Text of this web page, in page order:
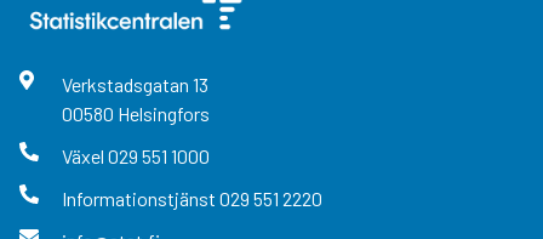
Verkstadsgatan 13
00580 Helsingfors
Växel 029 551 1000
Informationstjänst 029 551 2220